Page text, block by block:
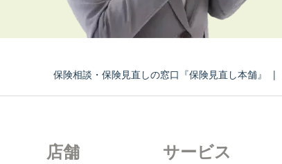
保険相談・保険見直しの窓口『保険見直し本舗』 |
店舗 サービス